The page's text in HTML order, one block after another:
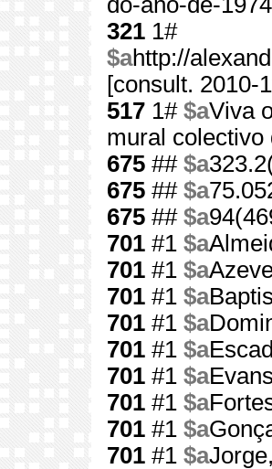
321 1#
$ahttp://
[consult. 2010-
517 1# $aViva
mural colectivo
675 ## $a
675 ## $a
675 ## $a
701 #1 $a
701 #1 $a
701 #1 $a
701 #1 $a
701 #1 $a
701 #1 $a
701 #1 $a
701 #1 $a
701 #1 $aJorge,